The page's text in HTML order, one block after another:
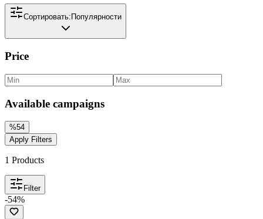
Сортировать: Популярности
Price
Available campaigns
%54
Apply Filters
1 Products
Filter
-54%